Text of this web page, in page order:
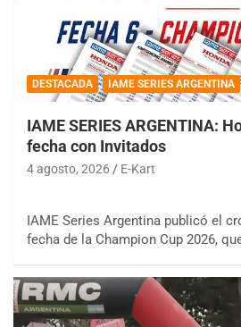
DESTACADA IAME SERIES ARGENTINA
IAME SERIES ARGENTINA:
fecha con Invitados
4 agosto, 2026 E-Kart
IAME Series Argentina publicó el
fecha de la Champion Cup 2026,